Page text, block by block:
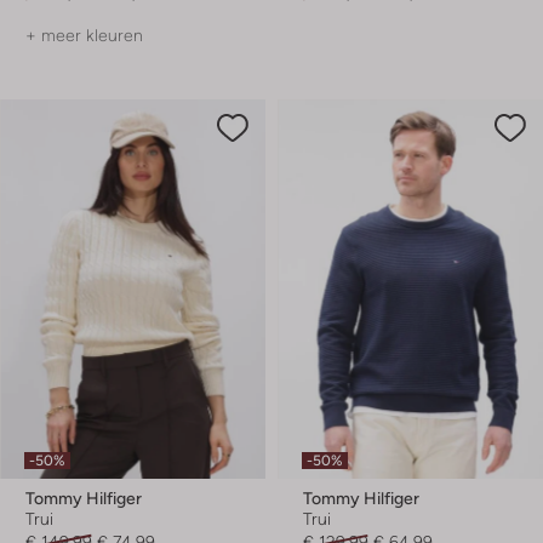
+ meer kleuren
-50%
Tommy Hilfiger
Trui
-50%
Tommy Hilfiger
Trui